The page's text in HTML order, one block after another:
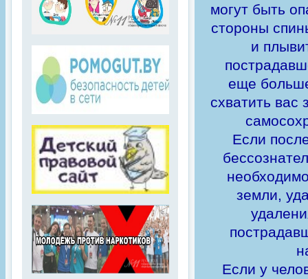
могут быть
стороны
и
еще
схватить вас
Если
земли,
Если у